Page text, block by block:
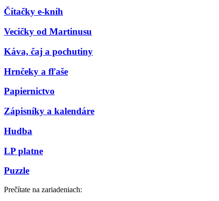
Čítačky e-kníh
Vecičky od Martinusu
Káva, čaj a pochutiny
Hrnčeky a fľaše
Papiernictvo
Zápisníky a kalendáre
Hudba
LP platne
Puzzle
Prečítate na zariadeniach: